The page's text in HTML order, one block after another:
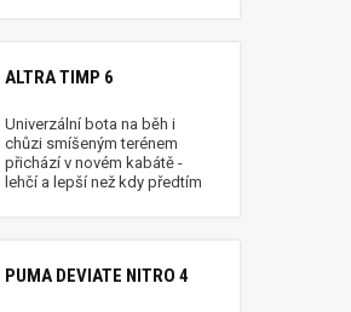
ALTRA TIMP 6
Univerzální bota na běh i
chůzi smíšeným terénem
přichází v novém kabátě -
lehčí a lepší než kdy předtím
PUMA DEVIATE NITRO 4